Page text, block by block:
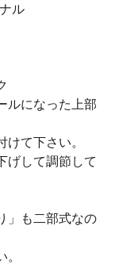
ル
ルになった上部
て下さい。
げして調節して
」も二部式なの